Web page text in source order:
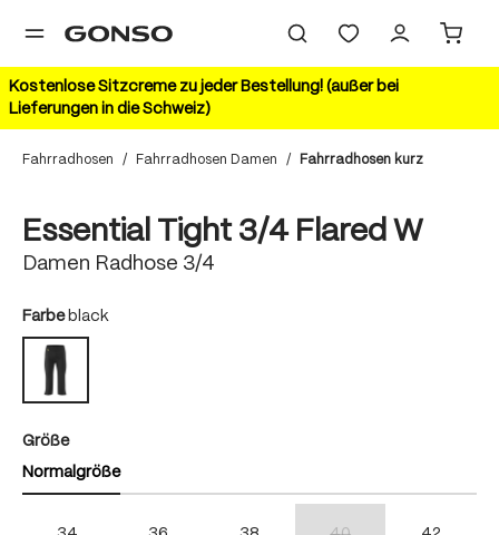
springen
Kostenlose Sitzcreme zu jeder Bestellung! (außer bei
Lieferungen in die Schweiz)
Fahrradhosen / Fahrradhosen Damen / Fahrradhosen kurz
Essential Tight 3/4 Flared W
Damen Radhose 3/4
Farbeauswählen
black
black
Größeauswählen
Normalgröße